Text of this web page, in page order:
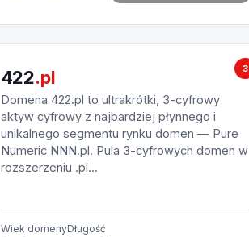
3
422.pl
Domena 422.pl to ultrakrótki, 3-cyfrowy
aktyw cyfrowy z najbardziej płynnego i
unikalnego segmentu rynku domen — Pure
Numeric NNN.pl. Pula 3-cyfrowych domen w
rozszerzeniu .pl...
Wiek domenyDługość